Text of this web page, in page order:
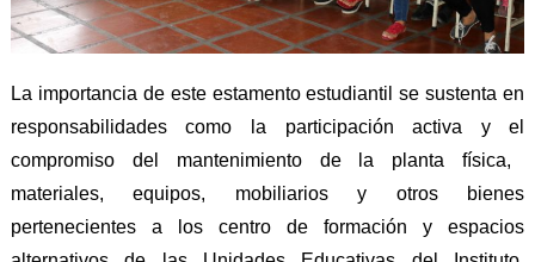
La importancia de este estamento estudiantil se sustenta en
responsabilidades como la participación activa y el
compromiso del mantenimiento de la planta física,
materiales, equipos, mobiliarios y otros bienes
pertenecientes a los centro de formación y espacios